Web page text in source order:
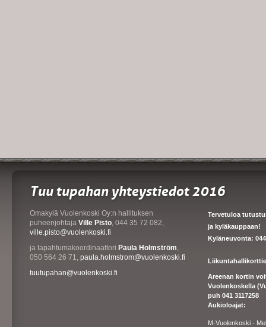
Tuu tupahan yhteystiedot 2016
Omakylä Vuolenkoski Oy:n hallituksen
puheenjohtaja Ville Pisto, 044 35 72 082,
ville.pisto@vuolenkoski.fi
ja tapahtumakoordinaattori Paula Holmström,
050 564 26 71, paula.holmstrom@vuolenkoski.fi
tuutupahan@vuolenkoski.fi
Tervetuloa
ja kyläkauppaan!
Kyläneuvonta: 044
Areenan kortin
Vuolenkoskella
puh 041 3117258
Aukioloajat:
M-Vuolenkoski -